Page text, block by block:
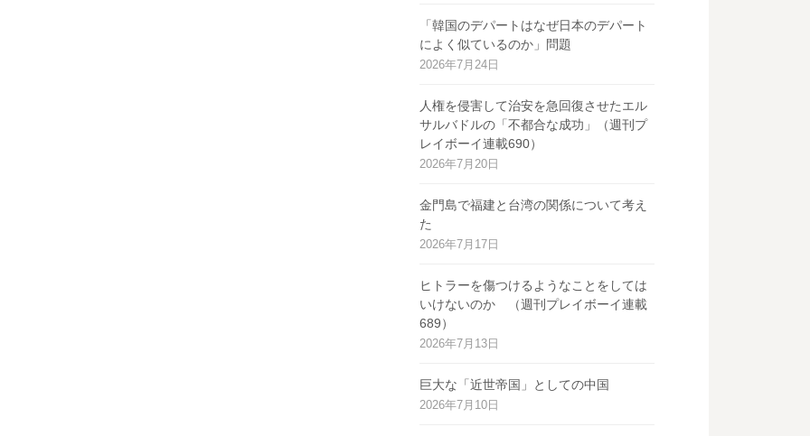
「韓国のデパートはなぜ日本のデパート
によく似ているのか」問題
2026年7月24日
人権を侵害して治安を急回復させたエル
サルバドルの「不都合な成功」（週刊プ
レイボーイ連載690）
2026年7月20日
金門島で福建と台湾の関係について考え
た
2026年7月17日
ヒトラーを傷つけるようなことをしては
いけないのか （週刊プレイボーイ連載
689）
2026年7月13日
巨大な「近世帝国」としての中国
2026年7月10日